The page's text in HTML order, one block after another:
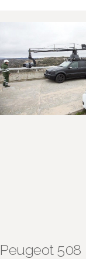
Peugeot 508